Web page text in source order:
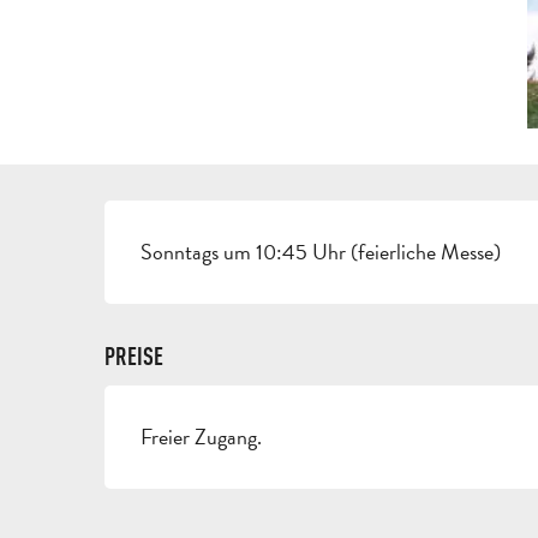
BESCHREIBUNG
Sonntags um 10:45 Uhr (feierliche Messe)
PREISE
Freier Zugang.